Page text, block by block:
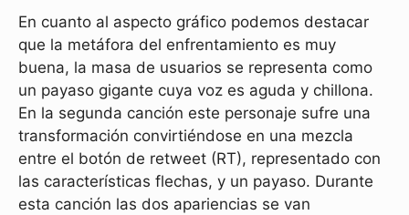
En cuanto al aspecto gráfico podemos destacar
que la metáfora del enfrentamiento es muy
buena, la masa de usuarios se representa como
un payaso gigante cuya voz es aguda y chillona.
En la segunda canción este personaje sufre una
transformación convirtiéndose en una mezcla
entre el botón de retweet (RT), representado con
las características flechas, y un payaso. Durante
esta canción las dos apariencias se van